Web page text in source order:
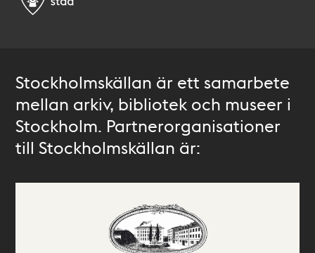
Stockholmskällan är ett samarbete
mellan arkiv, bibliotek och museer i
Stockholm. Partnerorganisationer
till Stockholmskällan är: